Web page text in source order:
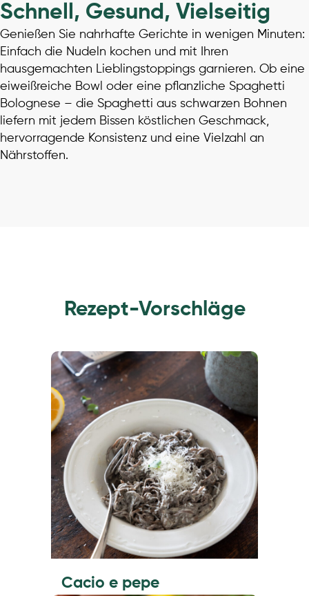
Schnell, Gesund, Vielseitig
Genießen Sie nahrhafte Gerichte in wenigen Minuten:
Einfach die Nudeln kochen und mit Ihren
hausgemachten Lieblingstoppings garnieren. Ob eine
eiweißreiche Bowl oder eine pflanzliche Spaghetti
Bolognese – die Spaghetti aus schwarzen Bohnen
liefern mit jedem Bissen köstlichen Geschmack,
hervorragende Konsistenz und eine Vielzahl an
Nährstoffen.
Rezept-Vorschläge
Cacio e pepe